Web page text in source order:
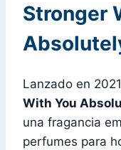
Stronger
Lanzado en
With You
una fragancia
perfumes para